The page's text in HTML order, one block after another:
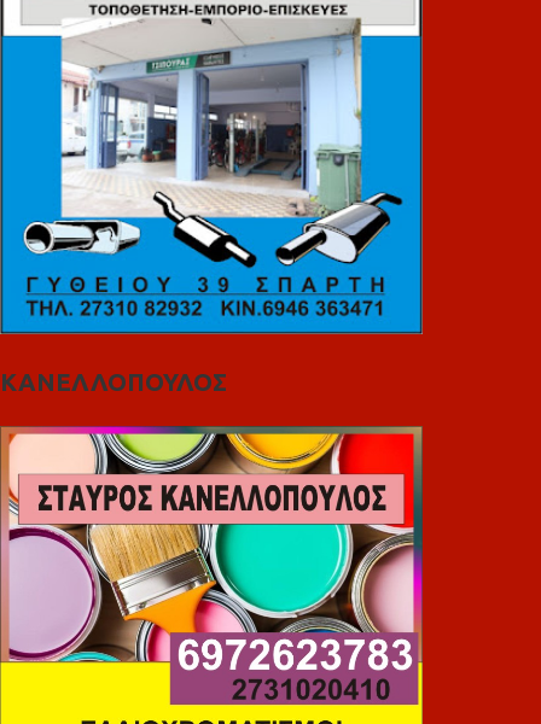
ΚΑΝΕΛΛΟΠΟΥΛΟΣ